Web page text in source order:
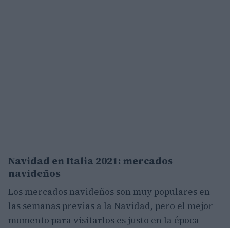
Navidad en Italia 2021: mercados
navideños
Los mercados navideños son muy populares en
las semanas previas a la Navidad, pero el mejor
momento para visitarlos es justo en la época